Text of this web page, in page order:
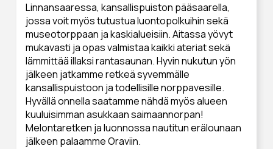
Linnansaaressa, kansallispuiston pääsaarella,
jossa voit myös tutustua luontopolkuihin sekä
museotorppaan ja kaskialueisiin. Aitassa yövyt
mukavasti ja opas valmistaa kaikki ateriat sekä
lämmittää illaksi rantasaunan. Hyvin nukutun yön
jälkeen jatkamme retkeä syvemmälle
kansallispuistoon ja todellisille norppavesille.
Hyvällä onnella saatamme nähdä myös alueen
kuuluisimman asukkaan saimaannorpan!
Melontaretken ja luonnossa nautitun erälounaan
jälkeen palaamme Oraviin.